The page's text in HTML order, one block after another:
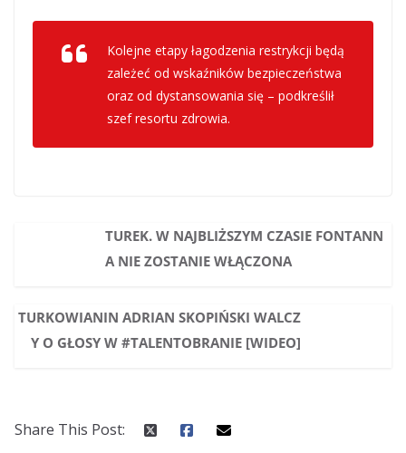
Kolejne etapy łagodzenia restrykcji będą
zależeć od wskaźników bezpieczeństwa
oraz od dystansowania się – podkreślił
szef resortu zdrowia.
TUREK. W NAJBLIŻSZYM CZASIE FONTANN
A NIE ZOSTANIE WŁĄCZONA
TURKOWIANIN ADRIAN SKOPIŃSKI WALCZ
Y O GŁOSY W #TALENTOBRANIE [WIDEO]
Share This Post: